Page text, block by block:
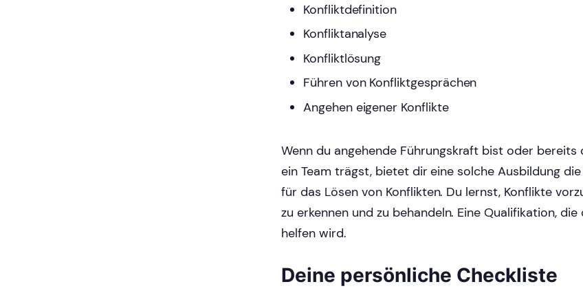
Konfliktdefinition
Konfliktanalyse
Konfliktlösung
Führen von Konfliktgesprächen
Angehen eigener Konflikte
Wenn du angehende Führungskraft bist oder
ein Team trägst, bietet dir eine solche Ausbildung
für das Lösen von Konflikten. Du lernst, Konflikte
zu erkennen und zu behandeln. Eine Qualifikation,
helfen wird.
Deine persönliche Checkliste